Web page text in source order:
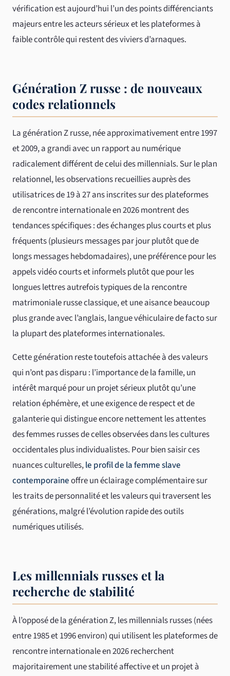
vérification est aujourd’hui l’un des points différenciants
majeurs entre les acteurs sérieux et les plateformes à
faible contrôle qui restent des viviers d’arnaques.
Génération Z russe : de nouveaux
codes relationnels
La génération Z russe, née approximativement entre 1997
et 2009, a grandi avec un rapport au numérique
radicalement différent de celui des millennials. Sur le plan
relationnel, les observations recueillies auprès des
utilisatrices de 19 à 27 ans inscrites sur des plateformes
de rencontre internationale en 2026 montrent des
tendances spécifiques : des échanges plus courts et plus
fréquents (plusieurs messages par jour plutôt que de
longs messages hebdomadaires), une préférence pour les
appels vidéo courts et informels plutôt que pour les
longues lettres autrefois typiques de la rencontre
matrimoniale russe classique, et une aisance beaucoup
plus grande avec l’anglais, langue véhiculaire de facto sur
la plupart des plateformes internationales.
Cette génération reste toutefois attachée à des valeurs
qui n’ont pas disparu : l’importance de la famille, un
intérêt marqué pour un projet sérieux plutôt qu’une
relation éphémère, et une exigence de respect et de
galanterie qui distingue encore nettement les attentes
des femmes russes de celles observées dans les cultures
occidentales plus individualistes. Pour bien saisir ces
nuances culturelles,le profil de la femme slave
contemporaineoffre un éclairage complémentaire sur
les traits de personnalité et les valeurs qui traversent les
générations, malgré l’évolution rapide des outils
numériques utilisés.
Les millennials russes et la
recherche de stabilité
À l’opposé de la génération Z, les millennials russes (nées
entre 1985 et 1996 environ) qui utilisent les plateformes de
rencontre internationale en 2026 recherchent
majoritairement une stabilité affective et un projet à